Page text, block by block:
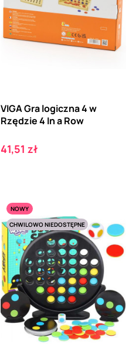
VIGA Gra logiczna 4 w
Rzędzie 4 In a Row
Cena
41,51 zł
NOWY
CHWILOWO NIEDOSTĘPNE